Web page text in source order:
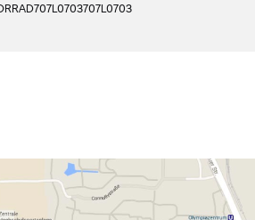
707L0703707L0703